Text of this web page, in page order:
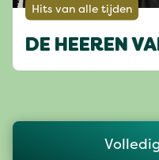
Hits van alle tijden
DE HEEREN